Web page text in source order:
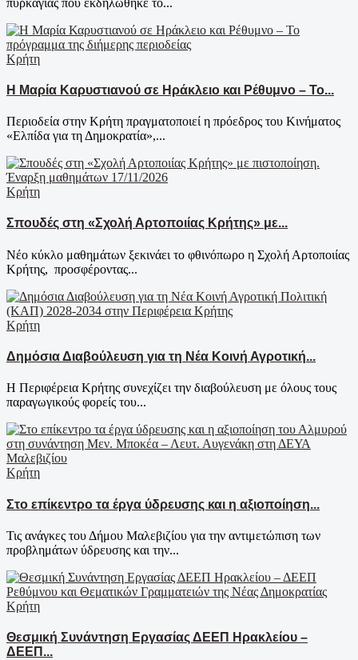
Κρήτη
Η Μαρία Καρυστιανού σε Ηράκλειο και Ρέθυμνο – Το...
Περιοδεία στην Κρήτη πραγματοποιεί η πρόεδρος του Κινήματος
«Ελπίδα για τη Δημοκρατία»,...
Κρήτη
Σπουδές στη «Σχολή Αρτοποιίας Κρήτης» με...
Νέο κύκλο μαθημάτων ξεκινάει το φθινόπωρο η Σχολή Αρτοποιίας
Κρήτης, προσφέροντας...
Κρήτη
Δημόσια Διαβούλευση για τη Νέα Κοινή Αγροτική...
Η Περιφέρεια Κρήτης συνεχίζει την διαβούλευση με όλους τους
παραγωγικούς φορείς του...
Κρήτη
Στο επίκεντρο τα έργα ύδρευσης και η αξιοποίηση...
Τις ανάγκες του Δήμου Μαλεβιζίου για την αντιμετώπιση των
προβλημάτων ύδρευσης και την...
Κρήτη
Θεσμική Συνάντηση Εργασίας ΔΕΕΠ Ηρακλείου –
ΔΕΕΠ...